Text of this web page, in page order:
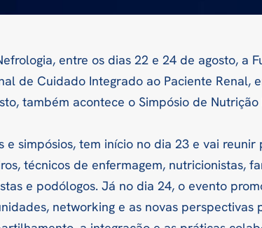
entre os dias 22 e 24 de agosto, a
de Cuidado Integrado ao Paciente Renal,
também acontece o Simpósio de
simpósios, tem início no dia 23 e vai reunir
técnicos de enfermagem, nutricionistas,
e podólogos. Já no dia 24, o evento
networking e as novas perspectivas